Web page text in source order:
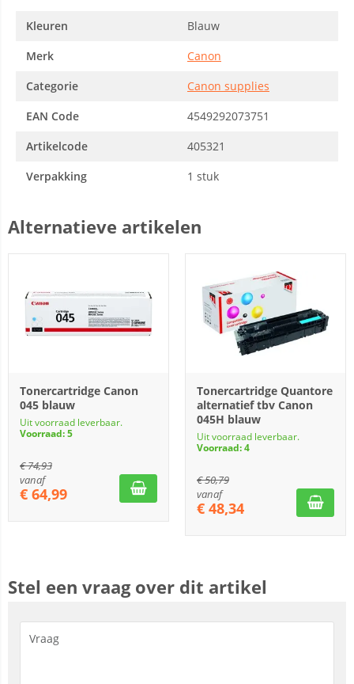
Kleuren
Blauw
Merk
Canon
Categorie
Canon supplies
EAN Code
4549292073751
Artikelcode
405321
Verpakking
1 stuk
Alternatieve artikelen
Tonercartridge Canon
045 blauw
Uit voorraad leverbaar.
Voorraad: 5
€74,93
vanaf
€ 64,99
Tonercartridge Quantore
alternatief tbv Canon
045H blauw
Uit voorraad leverbaar.
Voorraad: 4
€50,79
vanaf
€ 48,34
Stel een vraag over dit artikel